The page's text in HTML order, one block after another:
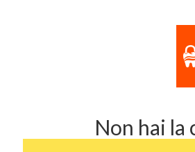
Non hai la